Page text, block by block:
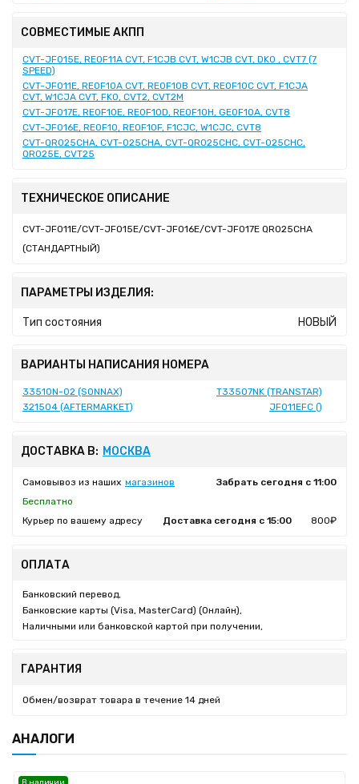
СОВМЕСТИМЫЕ АКПП
CVT-JF015E, RE0F11A CVT, F1CJB CVT, W1CJB CVT, DK0 , CVT7 (7
SPEED)
CVT-JF011E, RE0F10A CVT, RE0F10B CVT, RE0F10C CVT, F1CJA
CVT, W1CJA CVT, FK0, CVT2, CVT2M
CVT-JF017E, RE0F10E, RE0F10D, RE0F10H, GE0F10A, CVT8
CVT-JF016E, RE0F10, RE0F10F, F1CJC, W1CJC, CVT8
CVT-QR025CHA, CVT-025CHA, CVT-QR025CHC, CVT-025CHC,
QR025E, CVT25
ТЕХНИЧЕСКОЕ ОПИСАНИЕ
CVT-JF011E/CVT-JF015E/CVT-JF016E/CVT-JF017E QR025CHA
(СТАНДАРТНЫЙ)
ПАРАМЕТРЫ ИЗДЕЛИЯ:
Тип состояния НОВЫЙ
ВАРИАНТЫ НАПИСАНИЯ НОМЕРА
33510N-02 (SONNAX)
T33507NK (TRANSTAR)
321504 (AFTERMARKET)
JF011EFC ()
ДОСТАВКА В: МОСКВА
Самовывоз из наших магазинов
Забрать сегодня с 11:00
Бесплатно
Курьер по вашему адресу
Доставка сегодня с 15:00 800₽
ОПЛАТА
Банковский перевод,
Банковские карты (Visa, MasterCard) (Онлайн),
Наличными или банковской картой при получении,
ГАРАНТИЯ
Обмен/возврат товара в течение 14 дней
АНАЛОГИ